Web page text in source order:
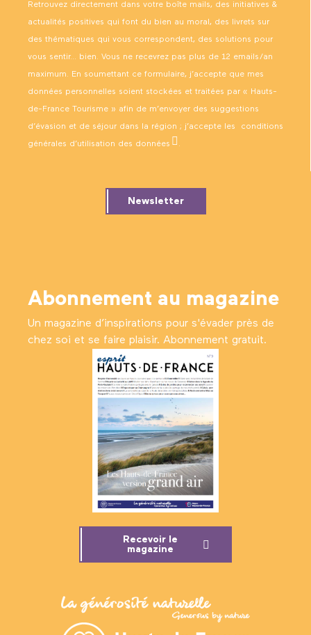
Retrouvez directement dans votre boîte mails, des initiatives &
actualités positives qui font du bien au moral, des livrets sur
des thématiques qui vous correspondent, des solutions pour
vous sentir… bien. Vous ne recevrez pas plus de 12 emails/an
maximum. En soumettant ce formulaire, j’accepte que mes
données personnelles soient stockées et traitées par « Hauts-
de-France Tourisme » afin de m’envoyer des suggestions
d’évasion et de séjour dans la région ; j’accepte les conditions
générales d’utilisation des données .
Newsletter
Abonnement au magazine
Un magazine d’inspirations pour s'évader près de
chez soi et se faire plaisir. Abonnement gratuit.
Recevoir le
magazine